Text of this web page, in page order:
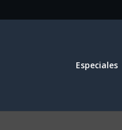
Especiales